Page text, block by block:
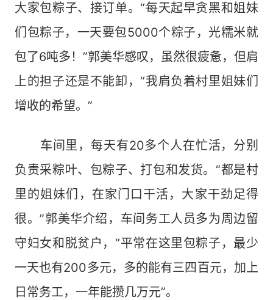
大家包粽子、接订单。“每天起早贪黑和姐妹
们包粽子，一天要包5000个粽子，光糯米就
包了6吨多！”郭美华感叹，虽然很疲惫，但肩
上的担子还是不能卸，“我肩负着村里姐妹们
增收的希望。”
车间里，每天有20多个人在忙活，分别
负责采粽叶、包粽子、打包和发货。“都是村
里的姐妹们，在家门口干活，大家干劲足得
很。”郭美华介绍，车间务工人员多为周边留
守妇女和脱贫户，“平常在这里包粽子，最少
一天也有200多元，多的能有三四百元，加上
日常务工，一年能攒几万元”。